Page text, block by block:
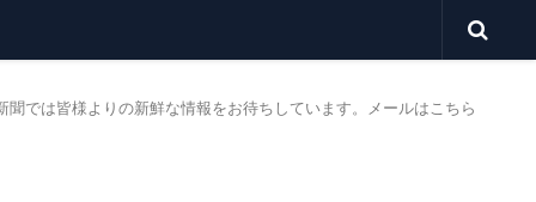
聞では皆様よりの新鮮な情報をお待ちしています。 メールはこちら